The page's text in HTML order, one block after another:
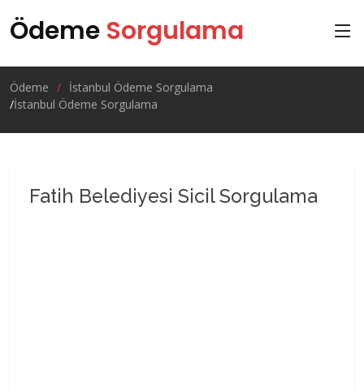
Ödeme Sorgulama
Ödeme
İstanbul Ödeme Sorgulama
İstanbul Ödeme Sorgulama
Fatih Belediyesi Sicil Sorgulama